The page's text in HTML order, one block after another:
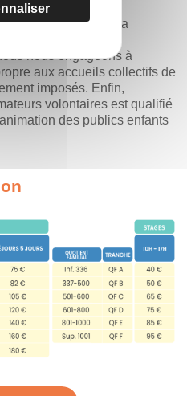
étant agréés par la
à la jeunesse, à
nous engageons à
aux accueils collectifs de
imposés. Enfin,
volontaires est qualifié
des publics enfants